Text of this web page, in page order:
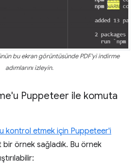
bu ekran görüntüsünde PDF'yi indirme
adımlarını izleyin.
Puppeteer ile komuta
kontrol etmek için Puppeteer'i
bir örnek sağladık. Bu örnek